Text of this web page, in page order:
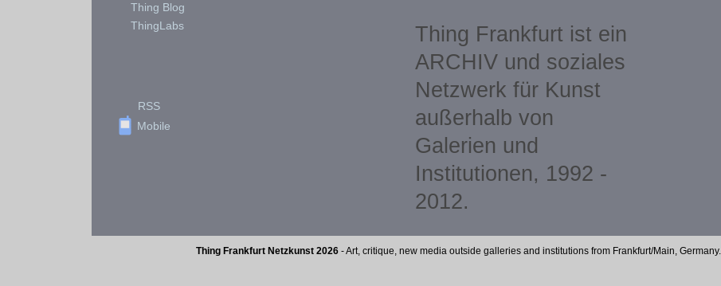
Thing Blog
ThingLabs
RSS
Mobile
Thing Frankfurt ist ein
ARCHIV und soziales
Netzwerk für Kunst
außerhalb von
Galerien und
Institutionen, 1992 -
2012.
Thing Frankfurt Netzkunst 2026- Art, critique, new media outside galleries and institutions from Frankfurt/Main, Germany.